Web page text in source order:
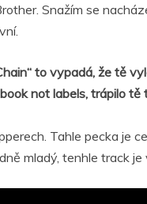
Snažím se
to vypadá, že tě
not labels, trápilo
Tahle pecka je
mladý, tenhle track je